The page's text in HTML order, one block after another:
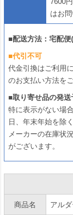
はお
■配送方法：宅配
■代引不可
代金引換はご利用
のお支払い方法を
■取り寄せ品の発
特に表示がない場
日、年末年始を除
メーカーの在庫状
がございます。
商品名 アル